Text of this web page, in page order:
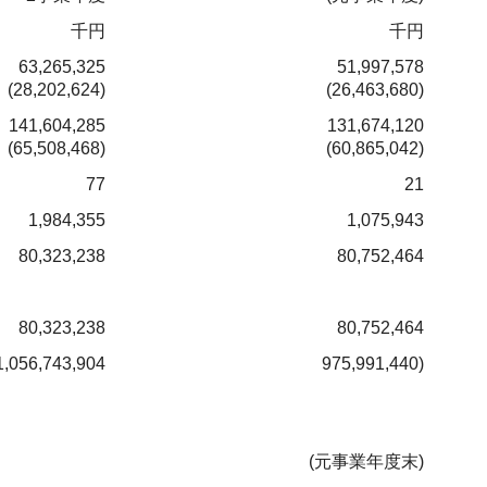
千円
千円
63,265,325
(28,202,624)
51,997,578
(26,463,680)
141,604,285
(65,508,468)
131,674,120
(60,865,042)
77
21
1,984,355
1,075,943
80,323,238
80,752,464
80,323,238
80,752,464
975,991,440)
(元事業年度末)